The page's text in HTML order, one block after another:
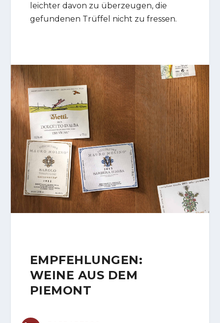
leichter davon zu überzeugen, die
gefundenen Trüffel nicht zu fressen.
EMPFEHLUNGEN:
WEINE AUS DEM
PIEMONT